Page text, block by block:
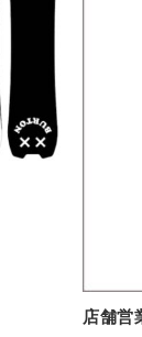
店舗営